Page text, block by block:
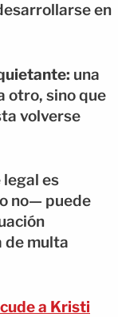
en
una
otro, sino que
volverse
legal es
no— puede
de multa
a Kristi